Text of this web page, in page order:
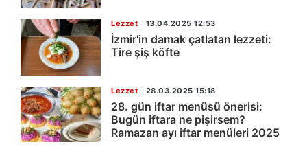
Lezzet 13.04.2025 12:53
İzmir'in damak çatlatan lezzeti:
Tire şiş köfte
Lezzet 28.03.2025 15:18
28. gün iftar menüsü önerisi:
Bugün iftara ne pişirsem?
Ramazan ayı iftar menüleri 2025